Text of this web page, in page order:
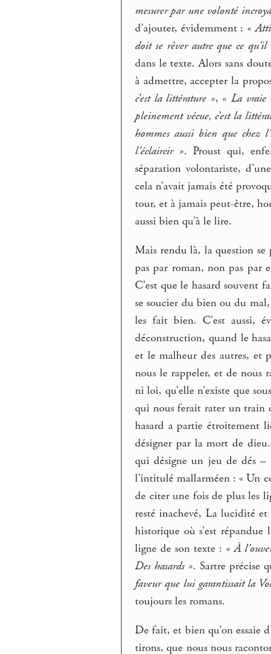
mesurer par une volonté
d’ajouter, évidemment : «
doit se rêver autre que ce qu’il
dans le texte. Alors sans
à admettre, accepter la
c’est la littérature », « La vraie
pleinement vécue, c’est la
hommes aussi bien que chez
l’éclaircir ». Proust qui,
séparation volontariste,
cela n’avait jamais été
tour, et à jamais peut-être,
aussi bien qu’à le lire.
Mais rendu là, la question
pas par roman, non pas par
C’est que le hasard souvent
se soucier du bien ou du
les fait bien. C’est aussi,
déconstruction, quand le
et le malheur des autres, et
nous le rappeler, et de nous
ni loi, qu’elle n’existe que
qui nous ferait rater un train
hasard a partie étroitement
désigner par la mort de
qui désigne un jeu de dés –
l’intitulé mallarméen : « Un
de citer une fois de plus les
resté inachevé, La lucidité
historique où s’est
ligne de son texte : « À
Des hasards ». Sartre précise
faveur que lui garantissait la
toujours les romans.
De fait, et bien qu’on essaie
tirons, que nous nous